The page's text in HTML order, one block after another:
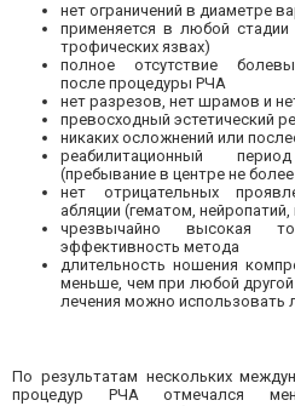
нет ограничений в диаметре
применяется в любой
трофических язвах)
полное отсутствие
после процедуры РЧА
нет разрезов, нет шрамов и
превосходный эстетический
никаких осложнений или
реабилитационный
(пребывание в центре не
нет отрицательных
абляции (гематом, нейропатий,
чрезвычайно высокая
эффективность метода
длительность ношения
меньше, чем при любой
лечения можно использовать
По результатам нескольких
процедур РЧА отмечался